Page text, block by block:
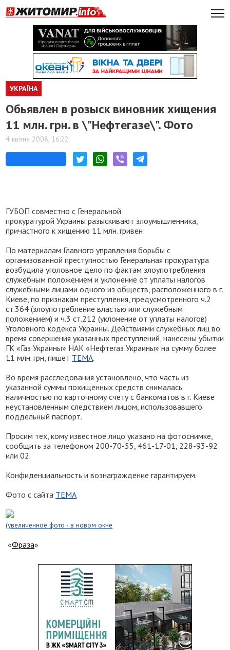
УКРАЇНА
Обьявлен в розыск виновник хищения
11 млн. грн. в \"Нефтегазе\". Фото
4 квітня 2008, 16:22
ГУБОП совместно с Генеральной
прокуратурой Украины разыскивают злоумышленника,
причастного к хищению 11 млн. гривен
По материалам Главного управления борьбы с
организованной преступностью Генеральная прокуратура
возбудила уголовное дело по фактам злоупотребления
служебным положением и уклонение от уплаты налогов
служебными лицами одного из обществ, расположенного в г.
Киеве, по признакам преступления, предусмотренного ч.2
ст.364 (злоупотребление властью или служебным
положением) и ч.3 ст.212 (уклонение от уплаты налогов)
Уголовного кодекса Украины. Действиями служебных лиц во
время совершения указанных преступлений, нанесены убытки
ГК «Газ Украины» НАК «Нефтегаз Украины» на сумму более
11 млн. грн, пишет ТЕМА.
Во время расследования установлено, что часть из
указанной суммы похищенных средств снималась
наличностью по карточному счету с банкоматов в г. Киеве
неустановленным следствием лицом, использовавшего
поддельный паспорт.
Просим тех, кому известное лицо указано на фотоснимке,
сообщить за телефоном 200-70-55, 461-17-01, 228-93-92
или 02.
Конфиденциальность и вознаграждение гарантируем.
Фото с сайта ТЕМА
(увеличенное фото - в новом окне
«Фраза»